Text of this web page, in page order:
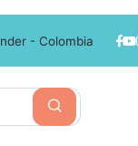
- Colombia